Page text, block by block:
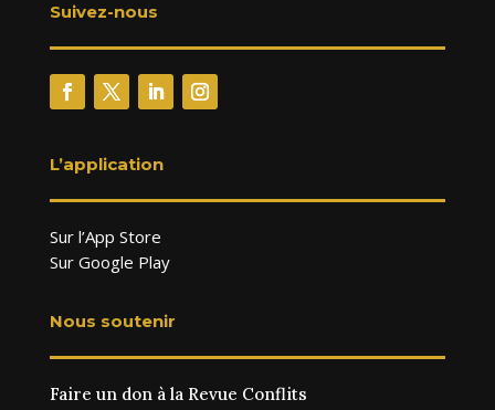
Suivez-nous
L’application
Sur l’App Store
Sur Google Play
Nous soutenir
Faire un don à la Revue Conflits